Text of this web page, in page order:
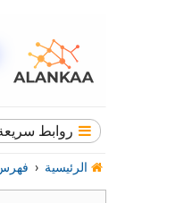
روابط
الرئيسية